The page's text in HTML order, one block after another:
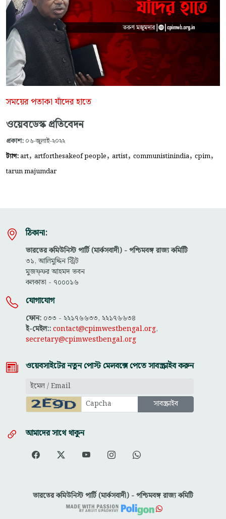
সময়ের পতাকা যাঁদের হাতে
ওয়েবডেস্ক প্রতিবেদন
প্রকাশ: ০৬-জুলাই-২০২২
ট্যাগ:art, artforthesakeof people, artist, communistinindia, cpim,
tarun majumdar
ঠিকানা:
ভারতের কমিউনিস্ট পার্টি (মার্কসবাদী) - পশ্চিমবঙ্গ রাজ্য কমিটিি
৩১, আলিমুদ্দিন স্ট্রিট
মুজফ্ফ‌র আহমদ ভবন
কলকাতা - ৭০০০১৬
যোগাযোগ
ফোন: ০৩৩ - ২২১৭৬৬৩৩, ২২১৭৬৬৩৪
ই-মেইল::contact@cpimwestbengal.org,
secretary@cpimwestbengal.org
ওয়েবসাইটের নতুন পোস্ট মেলবক্সে পেতে সাবস্ক্রাইব করুন
আমাদের সাথে থাকুন
ভারতের কমিউনিস্ট পার্টি (মার্কসবাদী) - পশ্চিমবঙ্গ রাজ্য কমিটি